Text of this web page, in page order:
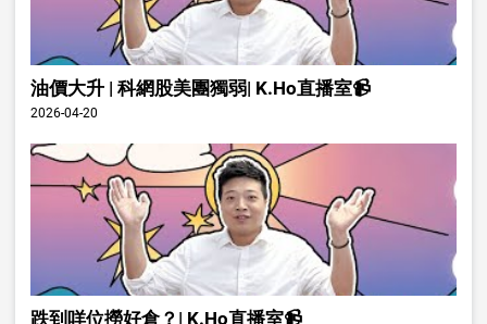
油價大升 | 科網股美團獨弱| K.Ho直播室📹
2026-04-20
跌到咩位撈好倉？| K.Ho直播室📹